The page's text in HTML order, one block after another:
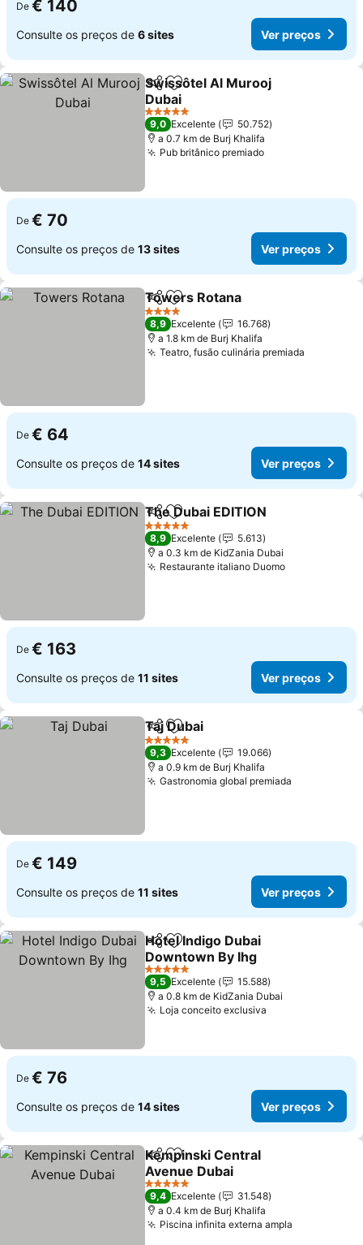
De € 140
Consulte os preços de 6 sites Ver preços
PartilharAdicionar aos favoritos
Swissôtel Al Murooj
Dubai
5 Estrelas
9,0 Excelente
50.752
a 0.7 km de Burj Khalifa
Pub britânico premiado
De € 70
Consulte os preços de 13 sites Ver preços
PartilharAdicionar aos favoritos
Towers Rotana
4 Estrelas
8,9 Excelente
16.768
a 1.8 km de Burj Khalifa
Teatro, fusão culinária premiada
De € 64
Consulte os preços de 14 sites Ver preços
PartilharAdicionar aos favoritos
The Dubai EDITION
5 Estrelas
8,9 Excelente
5.613
a 0.3 km de KidZania Dubai
Restaurante italiano Duomo
De € 163
Consulte os preços de 11 sites Ver preços
PartilharAdicionar aos favoritos
Taj Dubai
5 Estrelas
9,3 Excelente
19.066
a 0.9 km de Burj Khalifa
Gastronomia global premiada
De € 149
Consulte os preços de 11 sites Ver preços
PartilharAdicionar aos favoritos
Hotel Indigo Dubai
Downtown By Ihg
5 Estrelas
9,5 Excelente
15.588
a 0.8 km de KidZania Dubai
Loja conceito exclusiva
De € 76
Consulte os preços de 14 sites Ver preços
PartilharAdicionar aos favoritos
Kempinski Central
Avenue Dubai
5 Estrelas
9,4 Excelente
31.548
a 0.4 km de Burj Khalifa
Piscina infinita externa ampla